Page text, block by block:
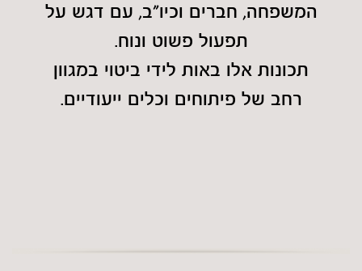
המשפחה, חברים וכיו"ב, עם דגש על
תפעול פשוט ונוח.
תכונות אלו באות לידי ביטוי במגוון
רחב של פיתוחים וכלים ייעודיים.